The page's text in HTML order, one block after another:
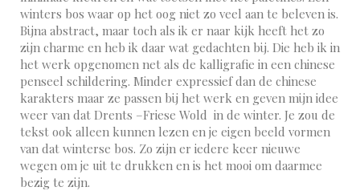
winters bos waar op het oog niet zo veel aan te beleven is.
Bijna abstract, maar toch als ik er naar kijk heeft het zo
zijn charme en heb ik daar wat gedachten bij. Die heb ik in
het werk opgenomen net als de kalligrafie in een chinese
penseel schildering. Minder expressief dan de chinese
karakters maar ze passen bij het werk en geven mijn idee
weer van dat Drents –Friese Wold in de winter. Je zou de
tekst ook alleen kunnen lezen en je eigen beeld vormen
van dat winterse bos. Zo zijn er iedere keer nieuwe
wegen om je uit te drukken en is het mooi om daarmee
bezig te zijn.